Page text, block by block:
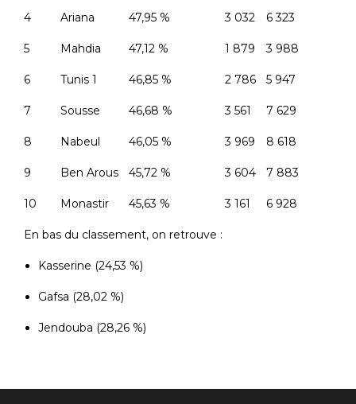
4 Ariana 47,95 % 3 032 6 323
5 Mahdia 47,12 % 1 879 3 988
6 Tunis 1 46,85 % 2 786 5 947
7 Sousse 46,68 % 3 561 7 629
8 Nabeul 46,05 % 3 969 8 618
9 Ben Arous 45,72 % 3 604 7 883
10 Monastir 45,63 % 3 161 6 928
En bas du classement, on retrouve :
Kasserine (24,53 %)
Gafsa (28,02 %)
Jendouba (28,26 %)